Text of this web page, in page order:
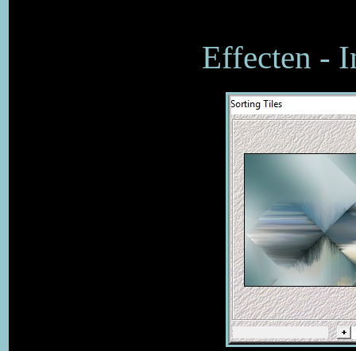
Effecten -